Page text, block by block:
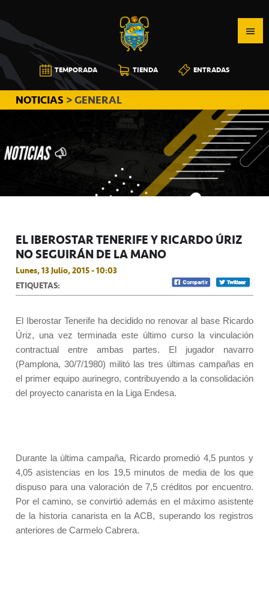
a
la
navegación
principal
al
contenido
principal
a
la
barra
lateral
principal
CB
CANARIAS
TEMPORADA TIENDA ENTRADAS
NOTICIAS > GENERAL
EL IBEROSTAR TENERIFE Y RICARDO ÚRIZ
NO SEGUIRÁN DE LA MANO
Lunes, 13 Julio, 2015 - 10:03
ETIQUETAS:
El Iberostar Tenerife ha decidido no renovar al base Ricardo
Úriz, una vez terminada este último curso la vinculación
contractual entre ambas partes. El jugador navarro
(Pamplona, 30/7/1980) militó las tres últimas campañas en
el primer equipo aurinegro, contribuyendo a la consolidación
del proyecto canarista en la Liga Endesa.
Durante la última campaña, Ricardo promedió 4,5 puntos y
4,05 asistencias en los 19,5 minutos de media de los que
dispuso para una valoración de 7,5 créditos por encuentro.
Por el camino, se convirtió además en el máximo asistente
de la historia canarista en la ACB, superando los registros
anteriores de Carmelo Cabrera.